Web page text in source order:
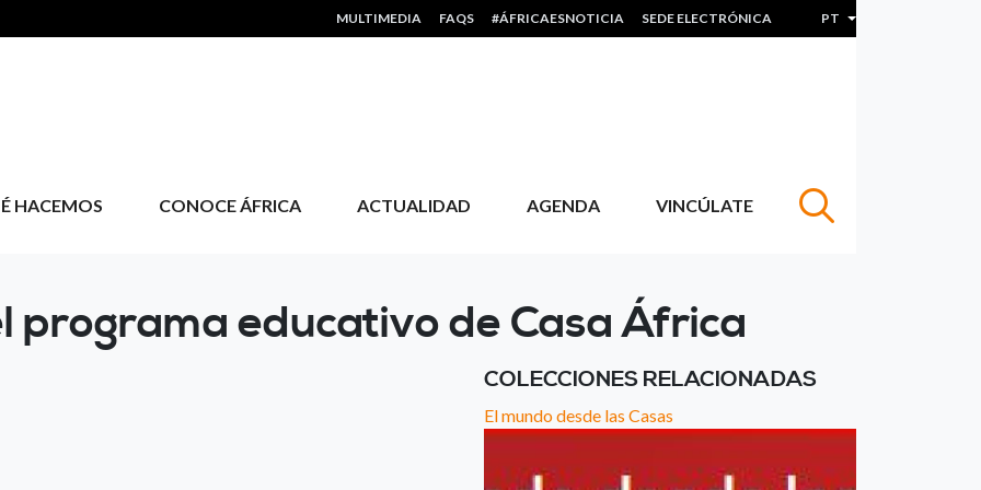
HEADER MENU
MULTIMEDIA FAQS #ÁFRICAESNOTICIA SEDE ELECTRÓNICA PT Lista de ações
HACEMOS CONOCE ÁFRICA ACTUALIDAD AGENDA VINCÚLATE
programa educativo de Casa África
COLECCIONES RELACIONADAS
El mundo desde las Casas